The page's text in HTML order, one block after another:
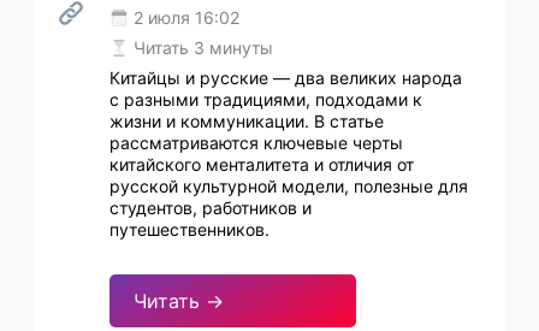
2 июля 16:02
Читать 3 минуты
Китайцы и русские — два великих народа
с разными традициями, подходами к
жизни и коммуникации. В статье
рассматриваются ключевые черты
китайского менталитета и отличия от
русской культурной модели, полезные для
студентов, работников и
путешественников.
Читать →